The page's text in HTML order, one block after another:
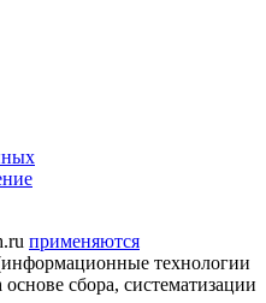
применяются
технологии
сбора, систематизации